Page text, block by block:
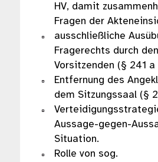
HV, damit
Fragen der
ausschließliche
Fragerechts durch den
Vorsitzenden (§ 241 a
Entfernung des
dem Sitzungssaal (§
Aussage-gegen-
Situation.
Rolle von sog.